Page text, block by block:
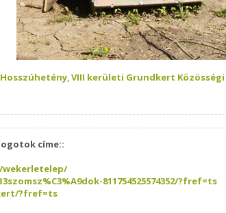
,VIII kerületi Grundkert Közösségi
címe::
811754525574352/?fref=ts
?fref=ts